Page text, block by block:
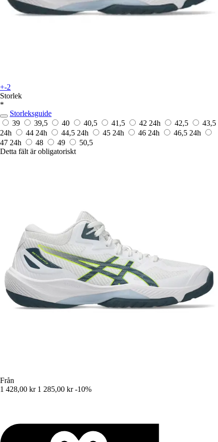
+-2
Storlek
*
Storleksguide
39
39,5 40 40,5 41,5 42 24h 42,5
43,5
24h
44 24h 44,5 24h 45 24h 46 24h 46,5 24h
47 24h 48 49
50,5
Detta fält är obligatoriskt
Från
1 428,00 kr 1 285,00 kr -10%